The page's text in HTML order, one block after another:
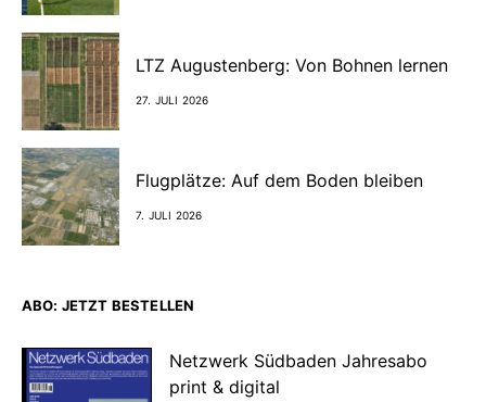
LTZ Augustenberg: Von Bohnen lernen
27. JULI 2026
Flugplätze: Auf dem Boden bleiben
7. JULI 2026
ABO: JETZT BESTELLEN
Netzwerk Südbaden Jahresabo
print & digital